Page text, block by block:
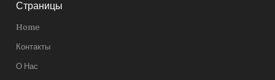
Страницы
Home
Контакты
О Нас